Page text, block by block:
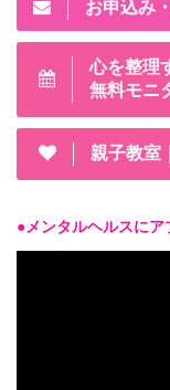
お申込み
心を整理
無料モニ
親子教室
●メンタルヘルスに